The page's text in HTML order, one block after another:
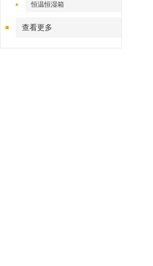
恒温恒湿箱
查看更多